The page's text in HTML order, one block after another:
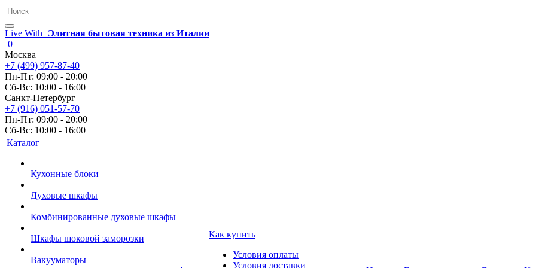
Live With
Элитная бытовая техника из Италии
0
Москва
+7 (499) 957-87-40
Пн-Пт: 09:00 - 20:00
Сб-Вс: 10:00 - 16:00
Санкт-Петербург
+7 (916) 051-57-70
Пн-Пт: 09:00 - 20:00
Сб-Вс: 10:00 - 16:00
Каталог
Кухонные блоки
Духовые шкафы
Комбинированные духовые шкафы
Шкафы шоковой заморозки
Вакууматоры
Как купить
Условия оплаты
Условия доставки